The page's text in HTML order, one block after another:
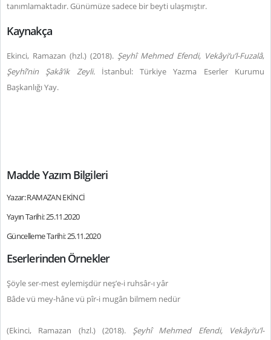
tanımlamaktadır. Günümüze sadece bir beyti ulaşmıştır.
Kaynakça
Ekinci, Ramazan (hzl.) (2018). Şeyhî Mehmed Efendi, Vekâyi‘u’l-Fuzalâ,
Şeyhî’nin Şakâ’ik Zeyli. İstanbul: Türkiye Yazma Eserler Kurumu
Başkanlığı Yay.
Madde Yazım Bilgileri
Yazar: RAMAZAN EKİNCİ
Yayın Tarihi: 25.11.2020
Güncelleme Tarihi: 25.11.2020
Eserlerinden Örnekler
Şöyle ser-mest eylemişdür neş’e-i ruhsâr-ı yâr
Bâde vü mey-hâne vü pîr-i mugân bilmem nedür
(Ekinci, Ramazan (hzl.) (2018). Şeyhî Mehmed Efendi, Vekâyi‘u’l-